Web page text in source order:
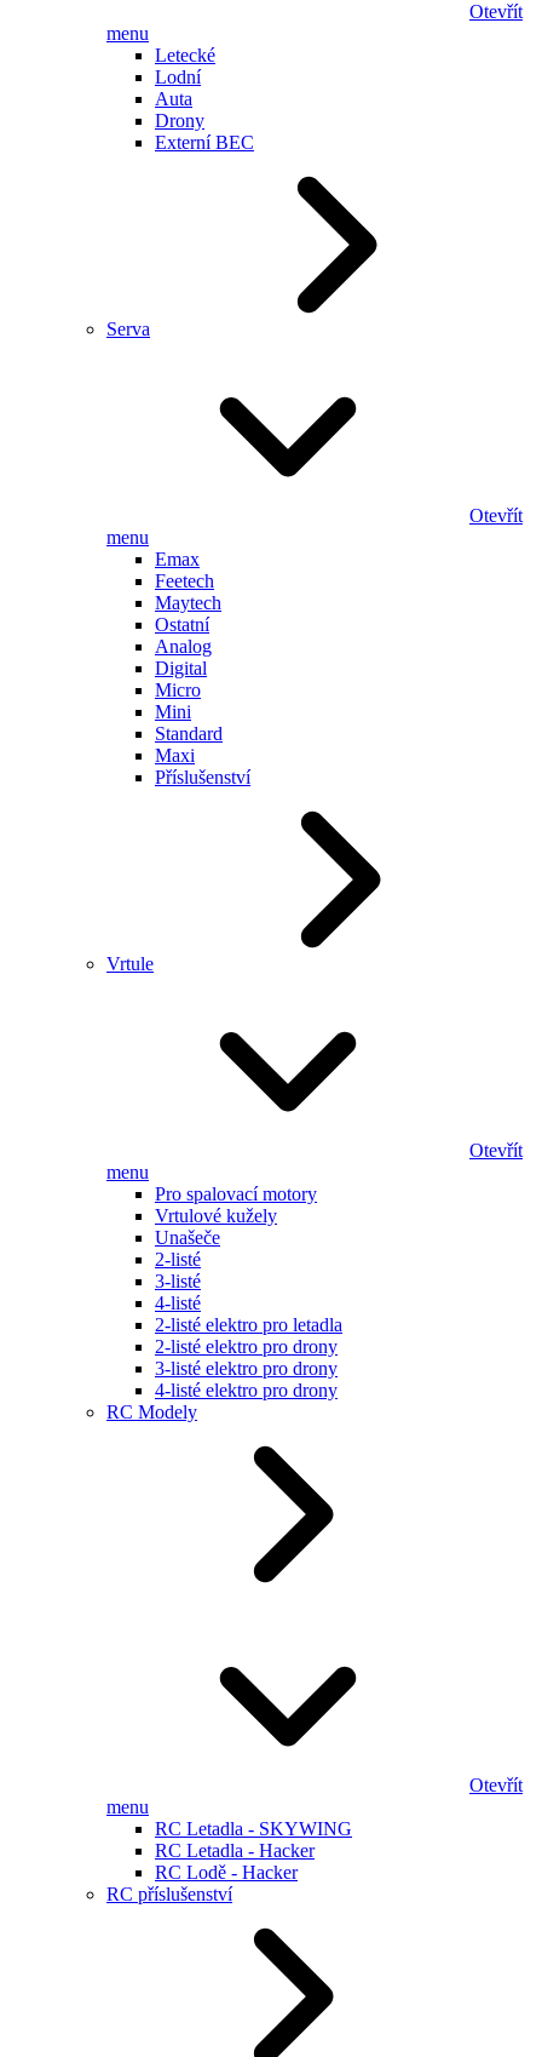
Otevřít
menu
Letecké
Lodní
Auta
Drony
Externí BEC
Serva
Otevřít
menu
Emax
Feetech
Maytech
Ostatní
Analog
Digital
Micro
Mini
Standard
Maxi
Příslušenství
Vrtule
Otevřít
menu
Pro spalovací motory
Vrtulové kužely
Unašeče
2-listé
3-listé
4-listé
2-listé elektro pro letadla
2-listé elektro pro drony
3-listé elektro pro drony
4-listé elektro pro drony
RC Modely
Otevřít
menu
RC Letadla - SKYWING
RC Letadla - Hacker
RC Lodě - Hacker
RC příslušenství